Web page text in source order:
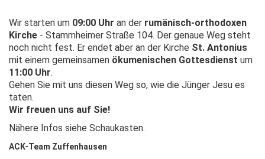
Wir starten um 09:00 Uhr an der rumänisch-orthodoxen
Kirche - Stammheimer Straße 104. Der genaue Weg steht
noch nicht fest. Er endet aber an der Kirche St. Antonius
mit einem gemeinsamen ökumenischen Gottesdienst um
11:00 Uhr.
Gehen Sie mit uns diesen Weg so, wie die Jünger Jesu es
taten.
Wir freuen uns auf Sie!
Nähere Infos siehe Schaukasten.
ACK-Team Zuffenhausen